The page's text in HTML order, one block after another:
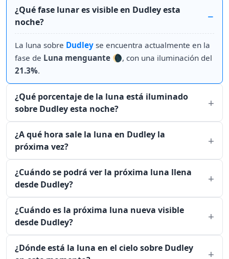
¿Qué fase lunar es visible en Dudley esta
noche?
La luna sobre Dudley se encuentra actualmente en la
fase de Luna menguante 🌘, con una iluminación del
21.3%.
¿Qué porcentaje de la luna está iluminado
sobre Dudley esta noche?
¿A qué hora sale la luna en Dudley la
próxima vez?
¿Cuándo se podrá ver la próxima luna llena
desde Dudley?
¿Cuándo es la próxima luna nueva visible
desde Dudley?
¿Dónde está la luna en el cielo sobre Dudley